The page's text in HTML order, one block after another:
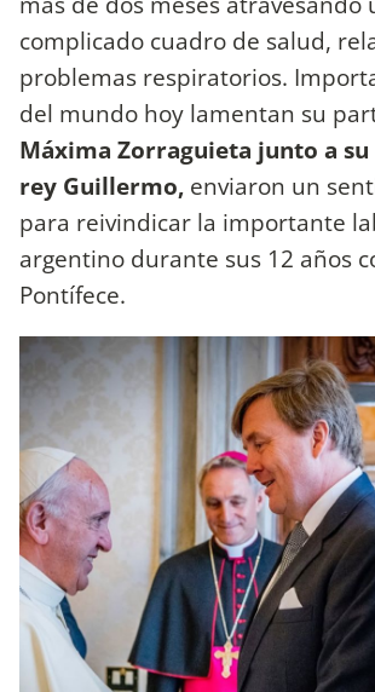
complicado cuadro de salud,
problemas respiratorios.
del mundo hoy lamentan su
Máxima Zorraguieta junto a su
rey Guillermo, enviaron un
para reivindicar la importante
argentino durante sus 12 años
Pontífece.